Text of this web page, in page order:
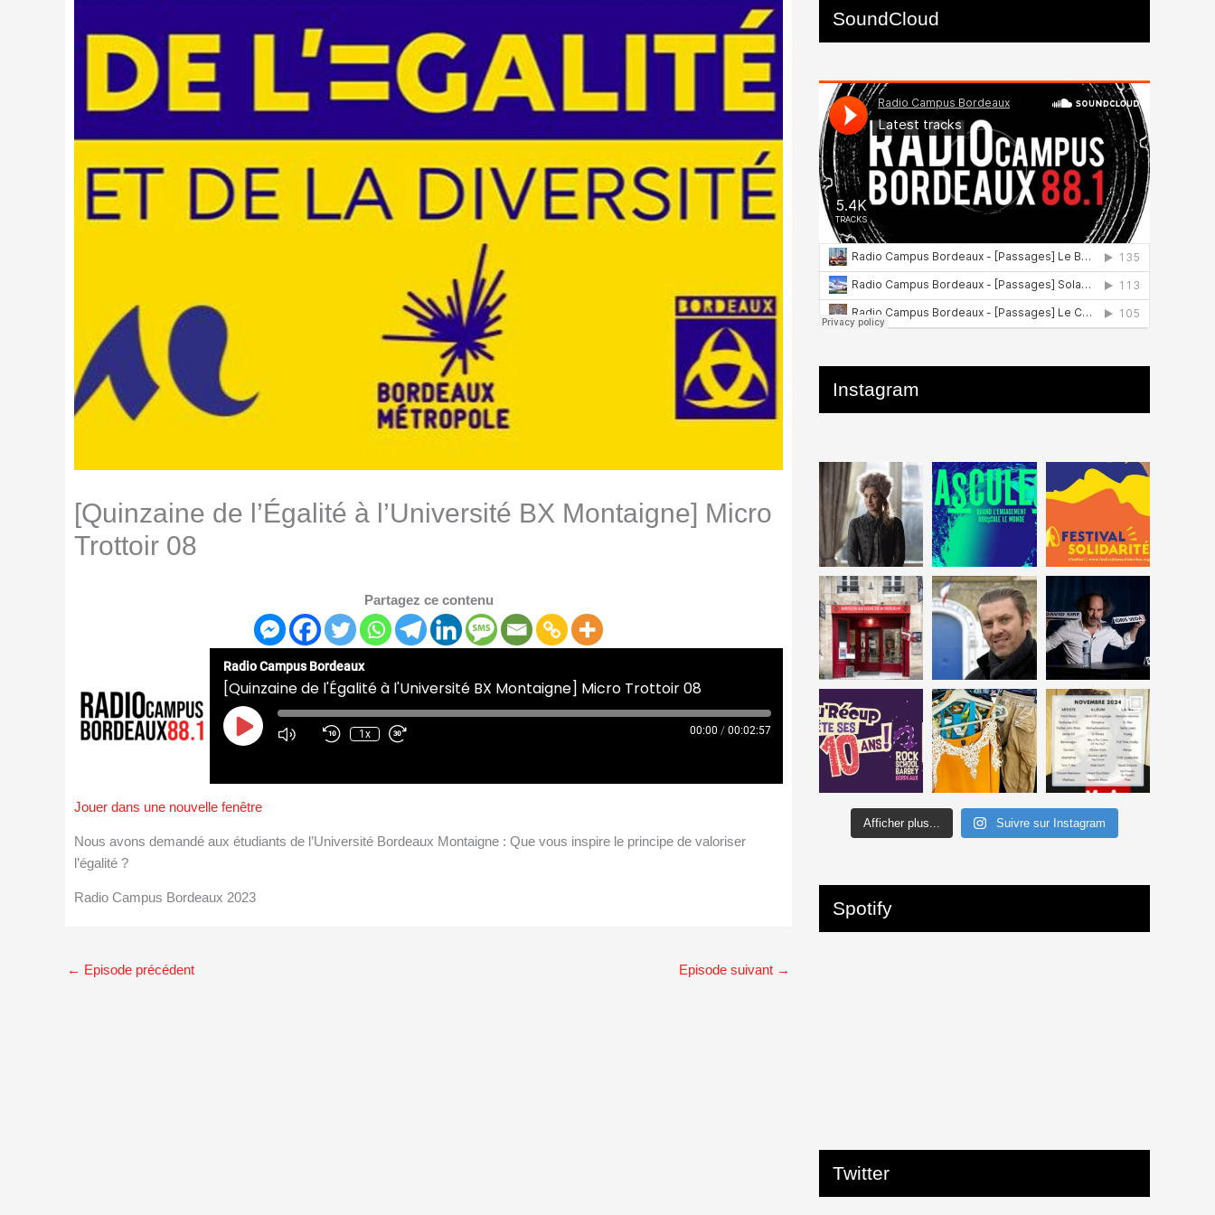
[Quinzaine de l’Égalité à l’Université BX Montaigne] Micro
Trottoir 08
Partagez ce contenu
Radio Campus Bordeaux
[Quinzaine de l'Égalité à l'Université BX Montaigne] Micro Trottoir 08
Play
Episode
1x 00:00 / 00:02:57
Jouer dans une nouvelle fenêtre
Nous avons demandé aux étudiants de l’Université Bordeaux Montaigne : Que vous inspire le principe de valoriser
l’égalité ?
Radio Campus Bordeaux 2023
← Episode précédent Episode suivant →
SoundCloud
Instagram
Afficher plus... Suivre sur Instagram
Spotify
Twitter